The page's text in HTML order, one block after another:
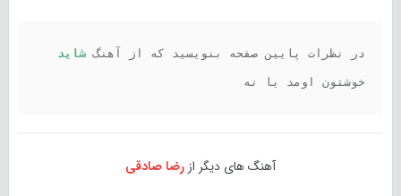
در نظرات پایین صفحه بنویسید که از آهنگ شاید
خوشتون اومد یا نه
آهنگ های دیگر از رضا صادقی